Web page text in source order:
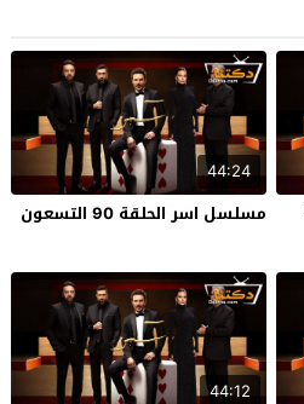
44:24
مسلسل اسر الحلقة 90 التسعون
44:12